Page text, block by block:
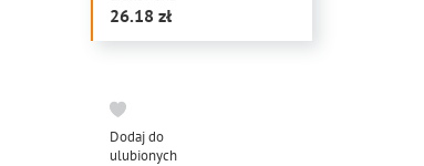
26.18
Dodaj do
ulubionych